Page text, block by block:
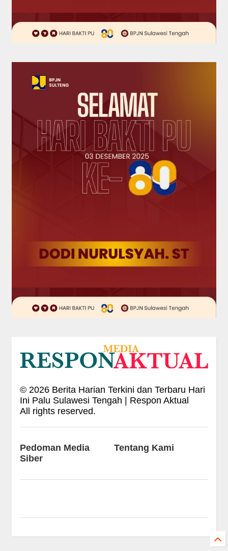
© 2026Berita Harian Terkini dan Terbaru Hari
Ini Palu Sulawesi Tengah | Respon Aktual
All rights reserved.
Pedoman Media
Siber
Tentang Kami